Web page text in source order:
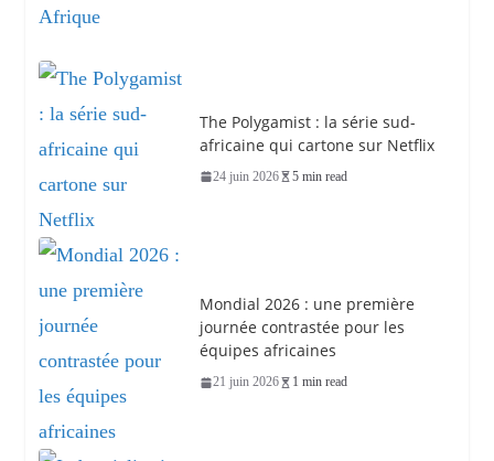
The Polygamist : la série sud-
africaine qui cartone sur Netflix
24 juin 2026 5 min read
Mondial 2026 : une première
journée contrastée pour les
équipes africaines
21 juin 2026 1 min read